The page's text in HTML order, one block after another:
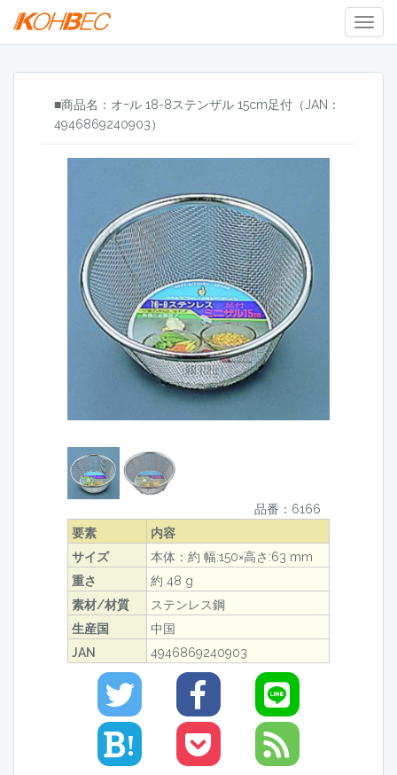
■商品名：オｰル 18-8ステンザル 15cm足付（JAN：
4946869240903）
品番：6166
要素
内容
サイズ
本体：約 幅:150×高さ:63 mm
重さ
約 48 g
素材/材質
ステンレス鋼
生産国
中国
JAN
4946869240903
!